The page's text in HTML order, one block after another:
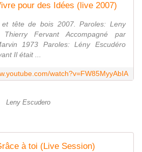
pour des Idées (live 2007)
et tête de bois 2007. Paroles: Leny
Thierry Fervant Accompagné par
1973 Paroles: Lény Escudéro
Il était ...
watch?v=FW85MyyAbIA
Leny Escudero
à toi (Live Session)